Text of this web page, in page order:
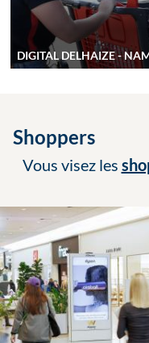
DIGITAL DELHAIZE -
Shoppers
Vous visez les